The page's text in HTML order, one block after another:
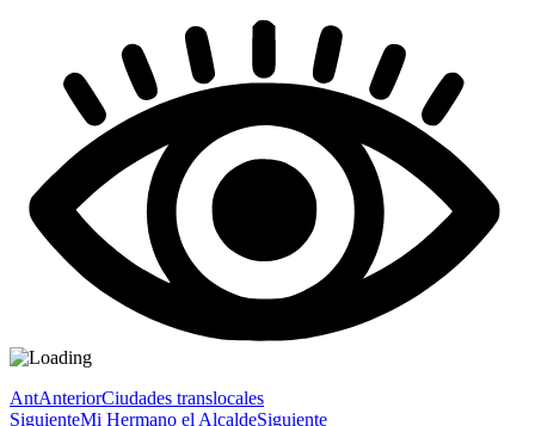
AntAnteriorCiudades translocales
SiguienteMi Hermano el AlcaldeSiguiente